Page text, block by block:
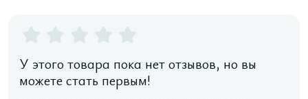
У этого товара пока нет отзывов, но вы
можете стать первым!